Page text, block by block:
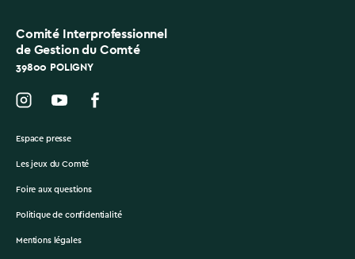
Comité Interprofessionnel
de Gestion du Comté
39800 POLIGNY
Espace presse
Les jeux du Comté
Foire aux questions
Politique de confidentialité
Mentions légales